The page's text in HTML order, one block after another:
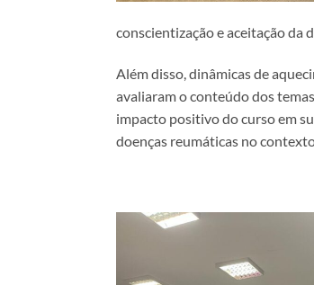
conscientização e aceitação da
Além disso, dinâmicas de
avaliaram o conteúdo dos
impacto positivo do curso em
doenças reumáticas no